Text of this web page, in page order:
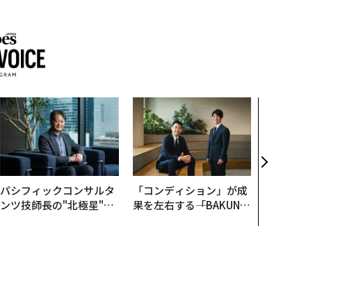
パシフィックコンサルタ
ンツ技師長の"北極星"。
「コンディション」が成
果を左右する――「BAKUN
ションの10年